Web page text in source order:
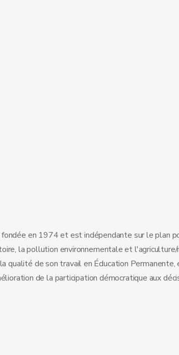
en 1974 et est indépendante sur le
la pollution environnementale et
qualité de son travail en Éducation
de la participation démocratique aux